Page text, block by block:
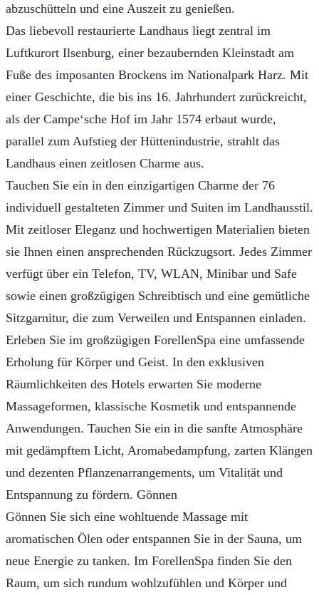
abzuschütteln und eine Auszeit zu genießen.
Das liebevoll restaurierte Landhaus liegt zentral im
Luftkurort Ilsenburg, einer bezaubernden Kleinstadt am
Fuße des imposanten Brockens im Nationalpark Harz. Mit
einer Geschichte, die bis ins 16. Jahrhundert zurückreicht,
als der Campe‘sche Hof im Jahr 1574 erbaut wurde,
parallel zum Aufstieg der Hüttenindustrie, strahlt das
Landhaus einen zeitlosen Charme aus.
Tauchen Sie ein in den einzigartigen Charme der 76
individuell gestalteten Zimmer und Suiten im Landhausstil.
Mit zeitloser Eleganz und hochwertigen Materialien bieten
sie Ihnen einen ansprechenden Rückzugsort. Jedes Zimmer
verfügt über ein Telefon, TV, WLAN, Minibar und Safe
sowie einen großzügigen Schreibtisch und eine gemütliche
Sitzgarnitur, die zum Verweilen und Entspannen einladen.
Erleben Sie im großzügigen ForellenSpa eine umfassende
Erholung für Körper und Geist. In den exklusiven
Räumlichkeiten des Hotels erwarten Sie moderne
Massageformen, klassische Kosmetik und entspannende
Anwendungen. Tauchen Sie ein in die sanfte Atmosphäre
mit gedämpftem Licht, Aromabedampfung, zarten Klängen
und dezenten Pflanzenarrangements, um Vitalität und
Entspannung zu fördern. Gönnen
Gönnen Sie sich eine wohltuende Massage mit
aromatischen Ölen oder entspannen Sie in der Sauna, um
neue Energie zu tanken. Im ForellenSpa finden Sie den
Raum, um sich rundum wohlzufühlen und Körper und